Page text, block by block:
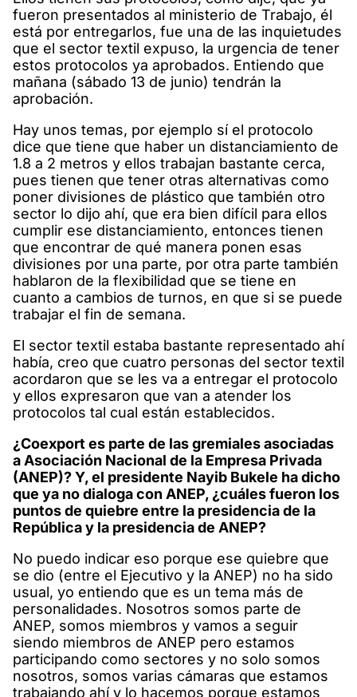
fueron presentados al ministerio de Trabajo, él
está por entregarlos, fue una de las inquietudes
que el sector textil expuso, la urgencia de tener
estos protocolos ya aprobados. Entiendo que
mañana (sábado 13 de junio) tendrán la
aprobación.
Hay unos temas, por ejemplo sí el protocolo
dice que tiene que haber un distanciamiento de
1.8 a 2 metros y ellos trabajan bastante cerca,
pues tienen que tener otras alternativas como
poner divisiones de plástico que también otro
sector lo dijo ahí, que era bien difícil para ellos
cumplir ese distanciamiento, entonces tienen
que encontrar de qué manera ponen esas
divisiones por una parte, por otra parte también
hablaron de la flexibilidad que se tiene en
cuanto a cambios de turnos, en que si se puede
trabajar el fin de semana.
El sector textil estaba bastante representado ahí
había, creo que cuatro personas del sector textil
acordaron que se les va a entregar el protocolo
y ellos expresaron que van a atender los
protocolos tal cual están establecidos.
¿Coexport es parte de las gremiales asociadas
a Asociación Nacional de la Empresa Privada
(ANEP)? Y, el presidente Nayib Bukele ha dicho
que ya no dialoga con ANEP, ¿cuáles fueron los
puntos de quiebre entre la presidencia de la
República y la presidencia de ANEP?
No puedo indicar eso porque ese quiebre que
se dio (entre el Ejecutivo y la ANEP) no ha sido
usual, yo entiendo que es un tema más de
personalidades. Nosotros somos parte de
ANEP, somos miembros y vamos a seguir
siendo miembros de ANEP pero estamos
participando como sectores y no solo somos
nosotros, somos varias cámaras que estamos
trabajando ahí y lo hacemos porque estamos